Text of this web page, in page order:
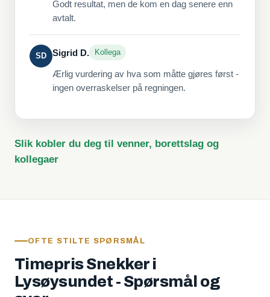
Godt resultat, men de kom en dag senere enn
avtalt.
SD Sigrid D. Kollega
Ærlig vurdering av hva som måtte gjøres først -
ingen overraskelser på regningen.
Slik kobler du deg til venner, borettslag og
kollegaer
OFTE STILTE SPØRSMÅL
Timepris Snekker i
Lysøysundet - Spørsmål og